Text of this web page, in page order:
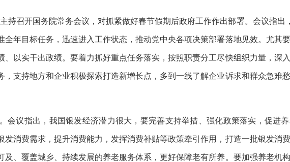
召开国务院常务会议，对抓紧做好春节假期后政府工作作出部署。会议指出
年目标任务，迅速进入工作状态，推动党中央各项决策部署落地见效。尤其
以实干出政绩。要着力抓好重点任务落实，按照职责分工尽快组织力量，深
支持地方和企业积极探索打造新增长点，多到一线了解企业诉求和群众急难
会议指出，我国银发经济潜力很大，要完善支持举措、强化政策落实，促进
消费需求，提升消费能力，发挥消费补贴等政策牵引作用，打造一批银发消
、覆盖城乡、持续发展的养老服务体系，更好保障老有所养。要加强养老机